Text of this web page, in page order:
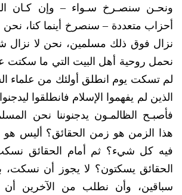
ونحـن سنصـرخ سـواء – وإن كـان
أحزاب متعددة – سنصرخ أينما كنا، نحن
نزال فوق ذلك مسلمين، نحن لا نزال
نحمل روحية أهل البيت التي ما سكتت
لم تسكت يوم انطلق أولئك من علماء
الذين لم يفهموا الإسلام فانطلقوا
فأصبـح الظالمـون يدجنوننا نحن
هذا الزمن هو زمن الحقائق؟ أليس هو
فيه كل شيء؟ ثم أمام الحقائق
الحقائق يسكتون؟ لا يجوز أن
سباقين، وأن نطلب من الآخرين